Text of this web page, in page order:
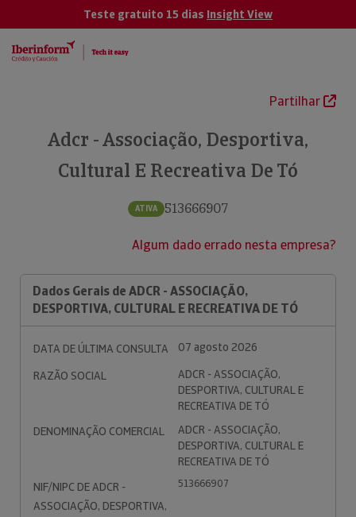
Teste gratuito 15 dias Insight View
Partilhar
Adcr - Associação, Desportiva,
Cultural E Recreativa De Tó
ATIVA 513666907
Algum dado errado nesta empresa?
Dados Gerais de ADCR - ASSOCIAÇÃO,
DESPORTIVA, CULTURAL E RECREATIVA DE TÓ
DATA DE ÚLTIMA CONSULTA
07 agosto 2026
RAZÃO SOCIAL
ADCR - ASSOCIAÇÃO,
DESPORTIVA, CULTURAL E
RECREATIVA DE TÓ
DENOMINAÇÃO COMERCIAL
ADCR - ASSOCIAÇÃO,
DESPORTIVA, CULTURAL E
RECREATIVA DE TÓ
NIF/NIPC DE ADCR -
ASSOCIAÇÃO, DESPORTIVA,
513666907